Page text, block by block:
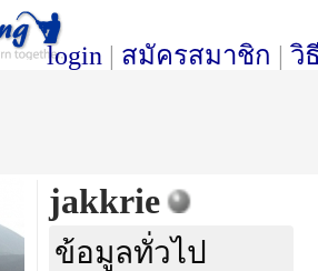
login | สมัครสมาชิก | วิ
jakkrie
ข้อมูลทั่วไป